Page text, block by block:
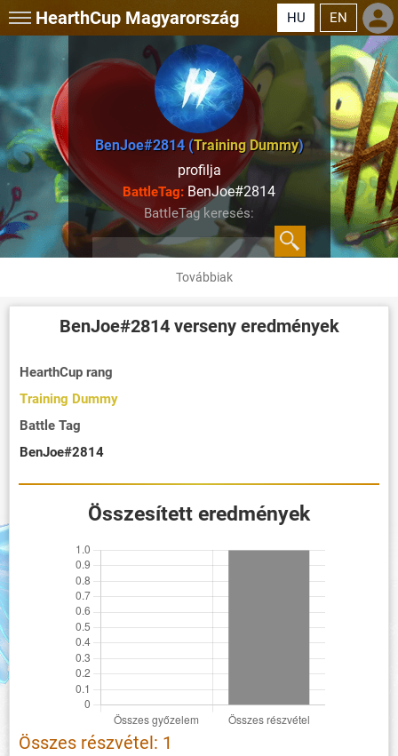
HearthCup Magyarország HU EN
BenJoe#2814 (Training Dummy)
profilja
BattleTag: BenJoe#2814
BattleTag keresés:
Továbbiak
BenJoe#2814verseny eredmények
HearthCup rang
Training Dummy
Battle Tag
BenJoe#2814
Összesített eredmények
Összes részvétel: 1